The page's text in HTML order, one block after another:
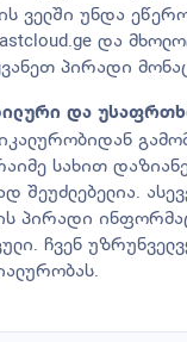
ველში უნდა
და
პირადი
და
სახით
შეუძლებელია.
პირადი
ჩვენ